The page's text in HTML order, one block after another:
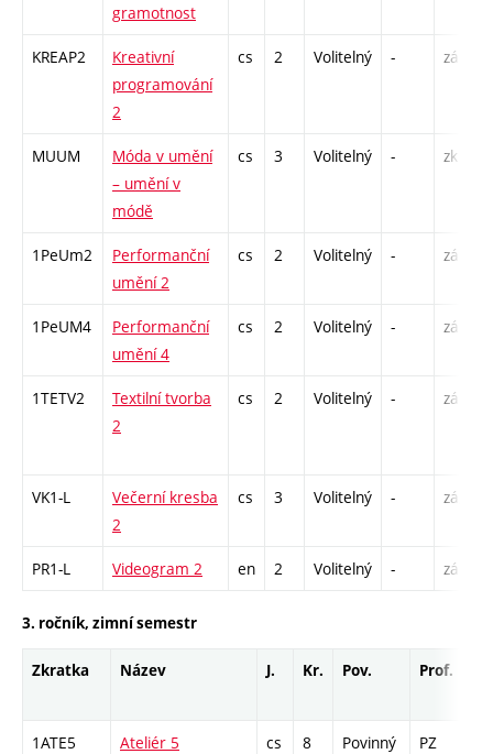
gramotnost
KREAP2
Kreativní
programování
2
cs 2 Volitelný - zá
MUUM
Móda v umění
– umění v
módě
cs 3 Volitelný - zk
1PeUm2
Performanční
umění 2
cs 2 Volitelný - zá
1PeUM4
Performanční
umění 4
cs 2 Volitelný - zá
1TETV2
Textilní tvorba
2
cs 2 Volitelný - zá
VK1-L
Večerní kresba
2
cs 3 Volitelný - zá,zk
PR1-L Videogram 2 en 2 Volitelný - zá
3. ročník, zimní semestr
Zkratka Název J. Kr. Pov. Prof.
1ATE5 Ateliér 5 cs 8 Povinný PZ